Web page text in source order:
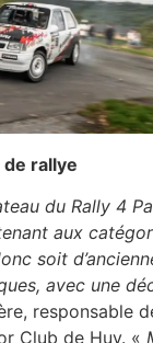
rallye
du Rally 4
aux
soit
avec une
responsable
Club de Huy. «